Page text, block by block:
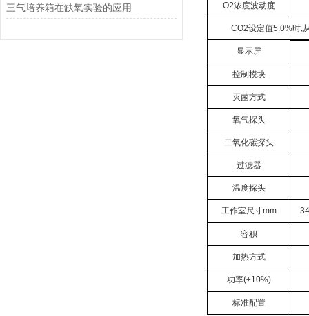
三气培养箱在缺氧实验的应用 O2浓度波动度
CO2设定值5.0%时,
显示屏
控制模块
灭菌方式
氧气探头
二氧化碳探头
过滤器
温度探头
工作室尺寸mm
容积
加热方式
功率(±10%)
标准配置